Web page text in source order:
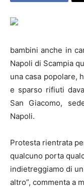
bambini anche in
Napoli di Scampia
una casa popolare,
e sparso rifiuti
San Giacomo,
Napoli.
Protesta rientrata
qualcuno porta
indietreggiamo di
altro”, commenta a